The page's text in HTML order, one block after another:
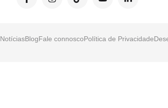
NotíciasBlogFale connoscoPolítica de Privacidade